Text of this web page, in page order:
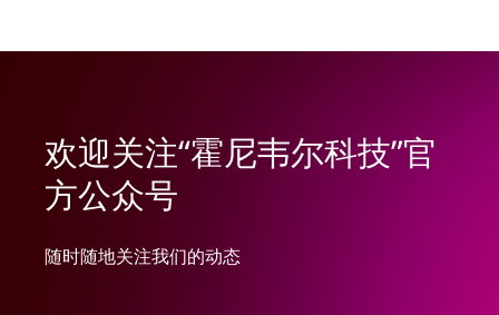
欢迎关注“霍尼韦尔科技”官
方公众号
随时随地关注我们的动态